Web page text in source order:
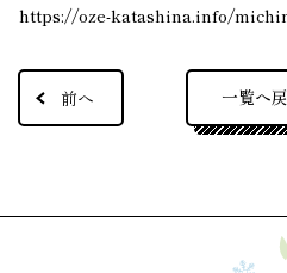
https://oze-katashina.info/
前へ 一覧へ